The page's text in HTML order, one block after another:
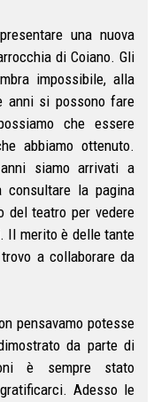
una nuova
di Coiano. Gli
impossibile, alla
anni si possono fare
che essere
abbiamo ottenuto.
siamo arrivati a
consultare la pagina
del teatro per vedere
Il merito è delle tante
a collaborare da
pensavamo potesse
da parte di
è sempre stato
Adesso le